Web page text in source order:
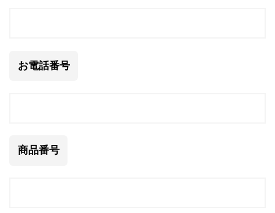
お電話番号
商品番号